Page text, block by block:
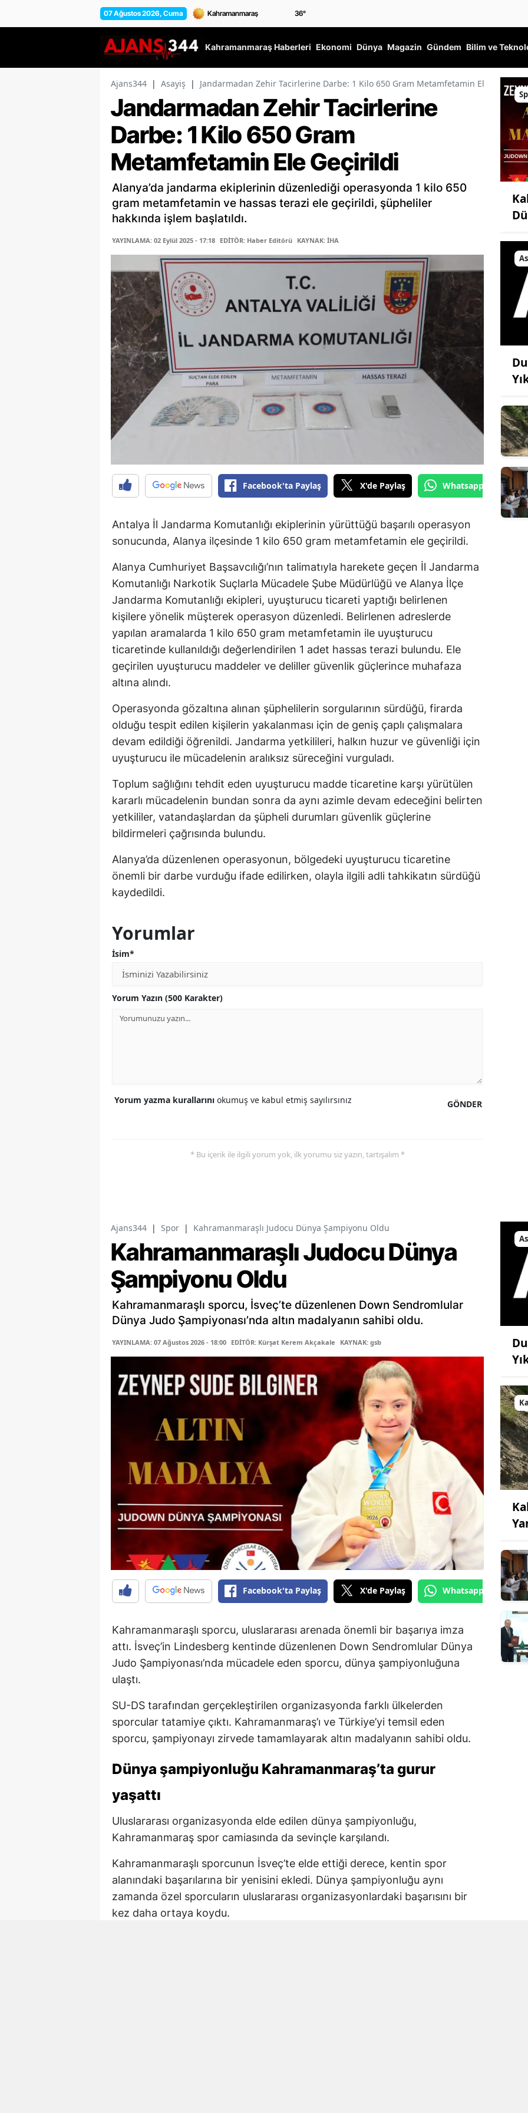
07 Ağustos 2026, Cuma 36°
Kahramanmaraş Haberleri Ekonomi Dünya Magazin Gündem Bilim ve
Ajans344 | Asayiş | Jandarmadan Zehir Tacirlerine Darbe: 1 Kilo 650 Gram Metamfetamin Ele Geçirildi
Jandarmadan Zehir Tacirlerine
Darbe: 1 Kilo 650 Gram
Metamfetamin Ele Geçirildi
Alanya’da jandarma ekiplerinin düzenlediği operasyonda 1 kilo 650
gram metamfetamin ve hassas terazi ele geçirildi, şüpheliler
hakkında işlem başlatıldı.
YAYINLAMA: 02 Eylül 2025 - 17:18 EDİTÖR: Haber Editörü KAYNAK: İHA
Facebook'ta Paylaş X'de Paylaş Whatsapp'tan
Antalya İl Jandarma Komutanlığı ekiplerinin yürüttüğü başarılı operasyon
sonucunda, Alanya ilçesinde 1 kilo 650 gram metamfetamin ele geçirildi.
Alanya Cumhuriyet Başsavcılığı’nın talimatıyla harekete geçen İl Jandarma
Komutanlığı Narkotik Suçlarla Mücadele Şube Müdürlüğü ve Alanya İlçe
Jandarma Komutanlığı ekipleri, uyuşturucu ticareti yaptığı belirlenen
kişilere yönelik müşterek operasyon düzenledi. Belirlenen adreslerde
yapılan aramalarda 1 kilo 650 gram metamfetamin ile uyuşturucu
ticaretinde kullanıldığı değerlendirilen 1 adet hassas terazi bulundu. Ele
geçirilen uyuşturucu maddeler ve deliller güvenlik güçlerince muhafaza
altına alındı.
Operasyonda gözaltına alınan şüphelilerin sorgularının sürdüğü, firarda
olduğu tespit edilen kişilerin yakalanması için de geniş çaplı çalışmalara
devam edildiği öğrenildi. Jandarma yetkilileri, halkın huzur ve güvenliği için
uyuşturucu ile mücadelenin aralıksız süreceğini vurguladı.
Toplum sağlığını tehdit eden uyuşturucu madde ticaretine karşı yürütülen
kararlı mücadelenin bundan sonra da aynı azimle devam edeceğini belirten
yetkililer, vatandaşlardan da şüpheli durumları güvenlik güçlerine
bildirmeleri çağrısında bulundu.
Alanya’da düzenlenen operasyonun, bölgedeki uyuşturucu ticaretine
önemli bir darbe vurduğu ifade edilirken, olayla ilgili adli tahkikatın sürdüğü
kaydedildi.
Yorumlar
İsim*
Yorum Yazın (500 Karakter)
GÖNDER
Yorum yazma kurallarını okumuş ve kabul etmiş sayılırsınız
* Bu içerik ile ilgili yorum yok, ilk yorumu siz yazın, tartışalım *
Ajans344 | Spor | Kahramanmaraşlı Judocu Dünya Şampiyonu Oldu
Kahramanmaraşlı Judocu Dünya
Şampiyonu Oldu
Kahramanmaraşlı sporcu, İsveç’te düzenlenen Down Sendromlular
Dünya Judo Şampiyonası’nda altın madalyanın sahibi oldu.
YAYINLAMA: 07 Ağustos 2026 - 18:00 EDİTÖR: Kürşat Kerem Akçakale KAYNAK: gsb
Facebook'ta Paylaş X'de Paylaş Whatsapp'tan
Kahramanmaraşlı sporcu, uluslararası arenada önemli bir başarıya imza
attı. İsveç’in Lindesberg kentinde düzenlenen Down Sendromlular Dünya
Judo Şampiyonası’nda mücadele eden sporcu, dünya şampiyonluğuna
ulaştı.
SU-DS tarafından gerçekleştirilen organizasyonda farklı ülkelerden
sporcular tatamiye çıktı. Kahramanmaraş’ı ve Türkiye’yi temsil eden
sporcu, şampiyonayı zirvede tamamlayarak altın madalyanın sahibi oldu.
Dünya şampiyonluğu Kahramanmaraş’ta gurur
yaşattı
Uluslararası organizasyonda elde edilen dünya şampiyonluğu,
Kahramanmaraş spor camiasında da sevinçle karşılandı.
Kahramanmaraşlı sporcunun İsveç’te elde ettiği derece, kentin spor
alanındaki başarılarına bir yenisini ekledi. Dünya şampiyonluğu aynı
zamanda özel sporcuların uluslararası organizasyonlardaki başarısını bir
kez daha ortaya koydu.